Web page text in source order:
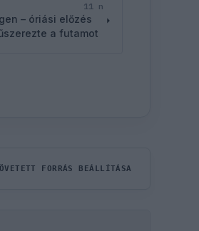
11 n
– óriási előzés
a futamot
FORRÁS BEÁLLÍTÁSA